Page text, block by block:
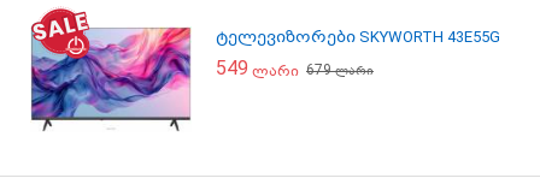
ტელევიზორები SKYWORTH 43E55G
549 ლარი 679ლარი